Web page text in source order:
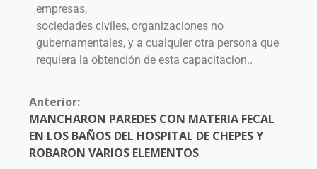
empresas,
sociedades civiles, organizaciones no
gubernamentales, y a cualquier otra persona que
requiera la obtención de esta capacitacion..
Anterior:
MANCHARON PAREDES CON MATERIA FECAL
EN LOS BAÑOS DEL HOSPITAL DE CHEPES Y
ROBARON VARIOS ELEMENTOS